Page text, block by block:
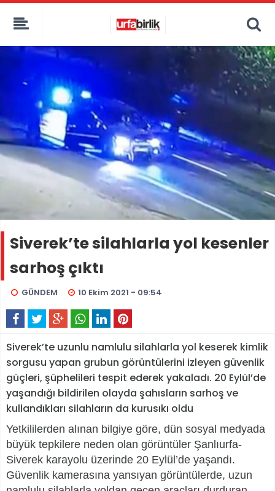
Siverek’te silahlarla yol kesenler
sarhoş çıktı
GÜNDEM 10 Ekim 2021 - 09:54
Siverek’te uzunlu namlulu silahlarla yol keserek kimlik
sorgusu yapan grubun görüntülerini izleyen güvenlik
güçleri, şüphelileri tespit ederek yakaladı. 20 Eylül’de
yaşandığı bildirilen olayda şahısların sarhoş ve
kullandıkları silahların da kurusıkı oldu
Yetkililerden alınan bilgiye göre, dün sosyal medyada
büyük tepkilere neden olan görüntüler Şanlıurfa-
Siverek karayolu üzerinde 20 Eylül’de yaşandı.
Güvenlik kamerasına yansıyan görüntülerde, uzun